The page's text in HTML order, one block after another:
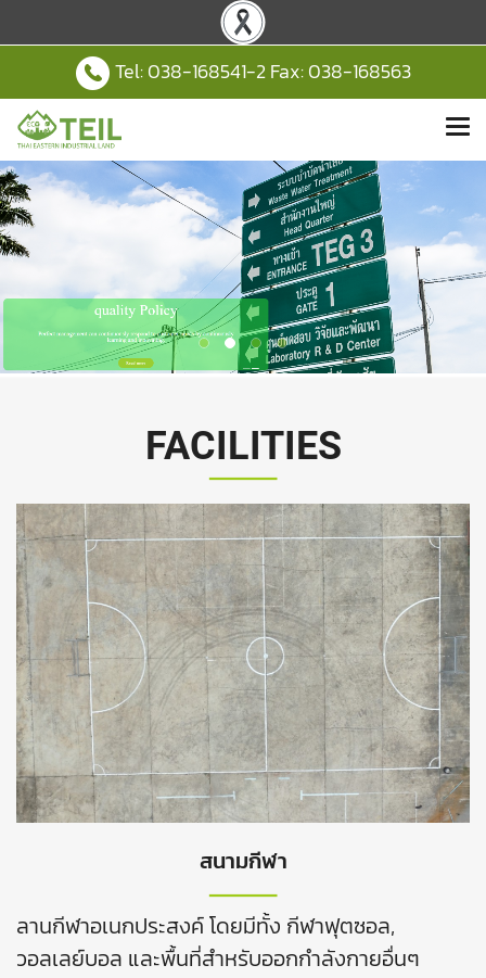
Tel:038-168541-2 Fax: 038-168563
FACILITIES
สนามกีฬา
ลานกีฬาอเนกประสงค์ โดยมีทั้ง กีฬาฟุตซอล,
วอลเลย์บอล และพื้นที่สำหรับออกกำลังกายอื่นๆ